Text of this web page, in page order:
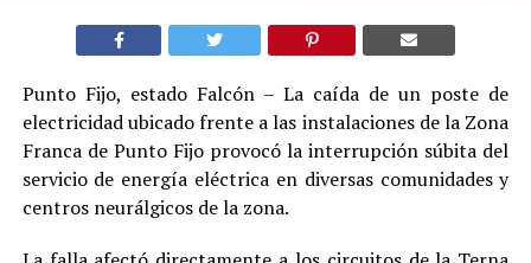
Punto Fijo, estado Falcón – La caída de un poste de
electricidad ubicado frente a las instalaciones de la Zona
Franca de Punto Fijo provocó la interrupción súbita del
servicio de energía eléctrica en diversas comunidades y
centros neurálgicos de la zona.